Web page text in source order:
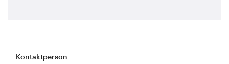
Kontaktperson